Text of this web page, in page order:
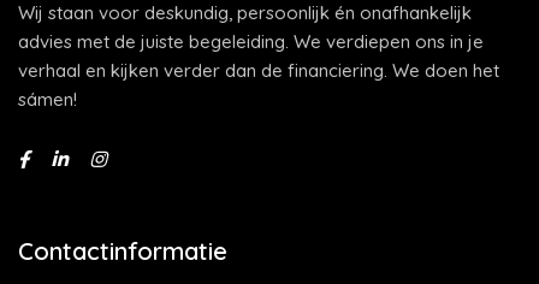
Wij staan voor deskundig, persoonlijk én onafhankelijk
advies met de juiste begeleiding. We verdiepen ons in je
verhaal en kijken verder dan de financiering. We doen het
sámen!
Contactinformatie